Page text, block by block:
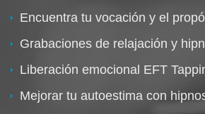
Encuentra tu vocación y el
Grabaciones de relajación y
Liberación emocional EFT
Mejorar tu autoestima con